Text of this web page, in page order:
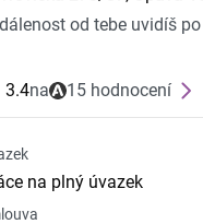
od tebe uvidíš
3.4na 15 hodnocení
na plný úvazek